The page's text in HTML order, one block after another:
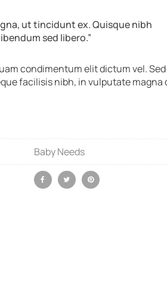
ut tincidunt ex. Quisque nibh
sed libero.”
condimentum elit dictum vel.
facilisis nibh, in vulputate magna
Baby Needs